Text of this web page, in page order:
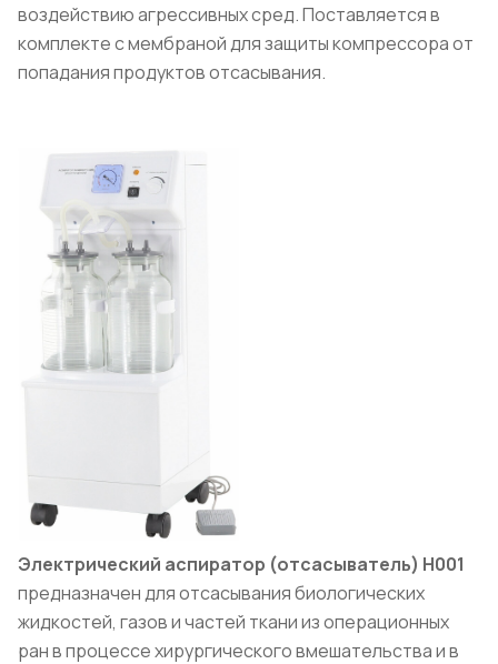
воздействию агрессивных сред. Поставляется в
комплекте с мембраной для защиты компрессора от
попадания продуктов отсасывания.
Электрический аспиратор (отсасыватель) Н001
предназначен для отсасывания биологических
жидкостей, газов и частей ткани из операционных
ран в процессе хирургического вмешательства и в